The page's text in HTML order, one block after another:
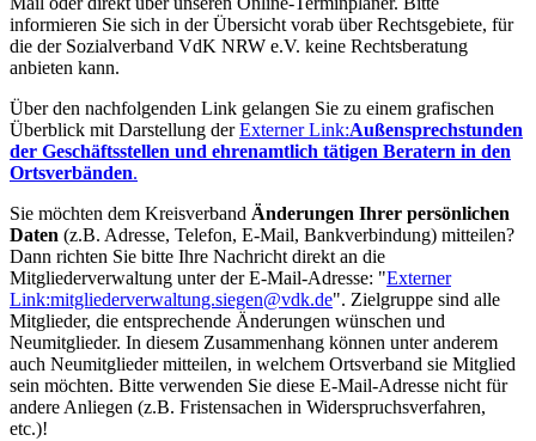
informieren Sie sich in der Übersicht vorab über Rechtsgebiete, für
die der Sozialverband VdK NRW e.V. keine Rechtsberatung
anbieten kann.
Über den nachfolgenden Link gelangen Sie zu einem grafischen
Überblick mit Darstellung derExterner Link:Außensprechstunden
der Geschäftsstellen und ehrenamtlich tätigen Beratern in den
Ortsverbänden.
Sie möchten dem Kreisverband Änderungen Ihrer persönlichen
Daten (z.B. Adresse, Telefon, E-Mail, Bankverbindung) mitteilen?
Dann richten Sie bitte Ihre Nachricht direkt an die
Mitgliederverwaltung unter der E-Mail-Adresse: "Externer
Link:mitgliederverwaltung.siegen@vdk.de". Zielgruppe sind alle
Mitglieder, die entsprechende Änderungen wünschen und
Neumitglieder. In diesem Zusammenhang können unter anderem
auch Neumitglieder mitteilen, in welchem Ortsverband sie Mitglied
sein möchten. Bitte verwenden Sie diese E-Mail-Adresse nicht für
andere Anliegen (z.B. Fristensachen in Widerspruchsverfahren,
etc.)!